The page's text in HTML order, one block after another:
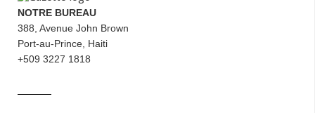
NOTRE BUREAU
388, Avenue John Brown
Port-au-Prince, Haiti
+509 3227 1818